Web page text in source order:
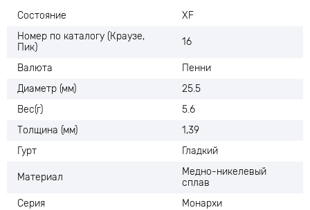
Состояние
XF
Номер по каталогу (Краузе,
Пик)
16
Валюта
Пенни
Диаметр (мм)
25.5
Вес(г)
5.6
Толщина (мм)
1,39
Гурт
Гладкий
Материал
Медно-никелевый
сплав
Серия
Монархи